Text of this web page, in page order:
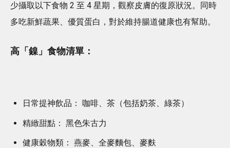
少攝取以下食物 2 至 4 星期，觀察皮膚的復原狀況。同時
多吃新鮮蔬果、優質蛋白，對於維持腸道健康也有幫助。
高「鎳」食物清單：
日常提神飲品： 咖啡、茶（包括奶茶、綠茶）
精緻甜點： 黑色朱古力
健康穀物類： 燕麥、全麥麵包、麥麩